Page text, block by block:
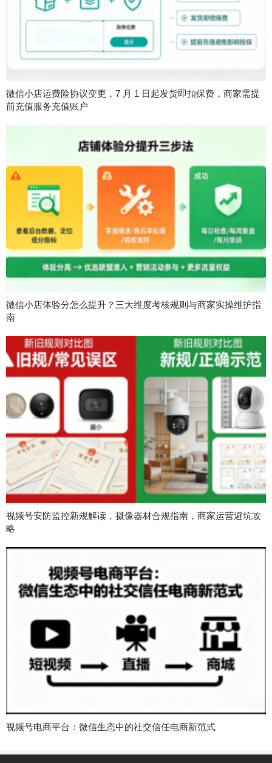
微信小店运费险协议变更，7 月 1 日起发货即扣保费，商家需提
前充值服务充值账户
微信小店体验分怎么提升？三大维度考核规则与商家实操维护指
南
视频号安防监控新规解读，摄像器材合规指南，商家运营避坑攻
略
视频号电商平台：微信生态中的社交信任电商新范式